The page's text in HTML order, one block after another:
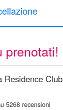
prenotati!
Residence Club
5268 recensioni